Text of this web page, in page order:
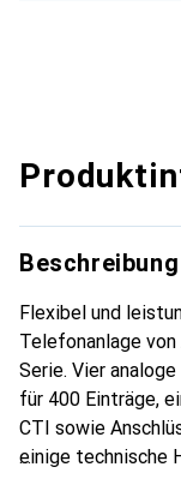
Beschreibung
Flexibel und
Telefonanlage
Serie. Vier
für 400 Einträge,
CTI sowie
einige technische